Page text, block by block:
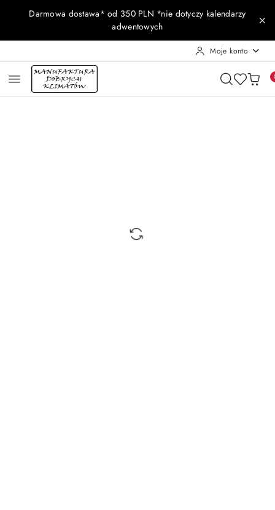
Przejdź do treści głównej
Przejdź do wyszukiwarki
Przejdź do moje konto
Przejdź do menu głównego
Przejdź do opisu produktu
Przejdź do stopki
Darmowa dostawa* od 350 PLN *nie dotyczy kalendarzy
adwentowych
Moje konto